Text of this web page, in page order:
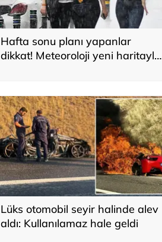
Hafta sonu planı yapanlar
dikkat! Meteoroloji yeni haritayla
Lüks otomobil seyir halinde alev
aldı: Kullanılamaz hale geldi